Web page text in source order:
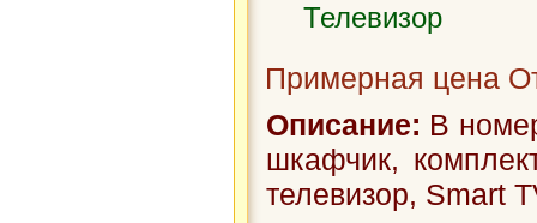
Телевизор
Примерная цена
Описание: В
шкафчик,
телевизор, Smart